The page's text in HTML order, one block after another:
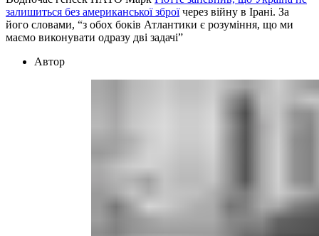
залишиться без американської зброїчерез війну в Ірані. За
його словами, “з обох боків Атлантики є розуміння, що ми
маємо виконувати одразу дві задачі”
Автор